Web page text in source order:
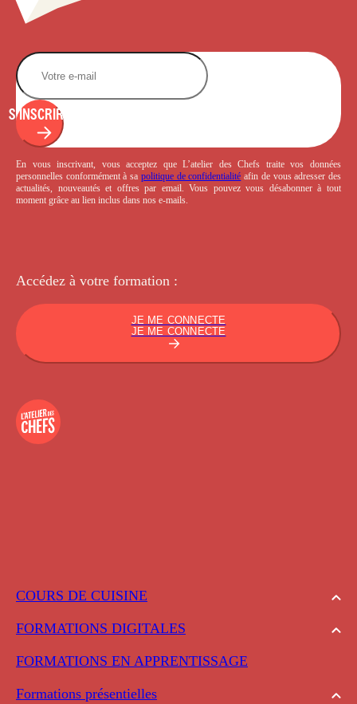
COURS DE CUISINE
FORMATIONS DIGITALES
FORMATIONS EN APPRENTISSAGE
Formations présentielles
S'INSCRIRE
En vous inscrivant, vous acceptez que L’atelier des Chefs traite vos données
personnelles conformément à sa politique de confidentialité afin de vous adresser des
actualités, nouveautés et offres par email. Vous pouvez vous désabonner à tout
moment grâce au lien inclus dans nos e-mails.
Accédez à votre formation :
JE ME CONNECTE
JE ME CONNECTE